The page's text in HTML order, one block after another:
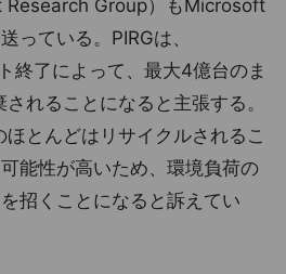
Research Group）もMicrosoft
っている。PIRGは、
終了によって、最大4億台のま
れることになると主張する。
とんどはリサイクルされるこ
能性が高いため、環境負荷の
招くことになると訴えてい